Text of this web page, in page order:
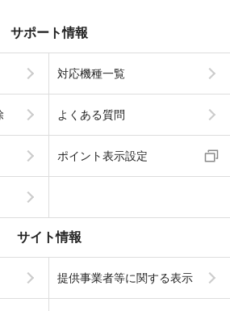
サポート情報
対応機種一覧
よくある質問
ポイント表示設定
サイト情報
提供事業者等に関する表示